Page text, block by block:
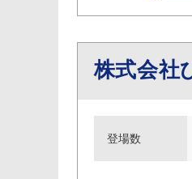
株式会社
登場数